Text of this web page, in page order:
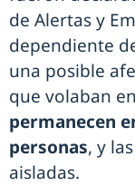
de Alertas y
dependiente
una posible
que volaban
permanecen
personas, y
aisladas.